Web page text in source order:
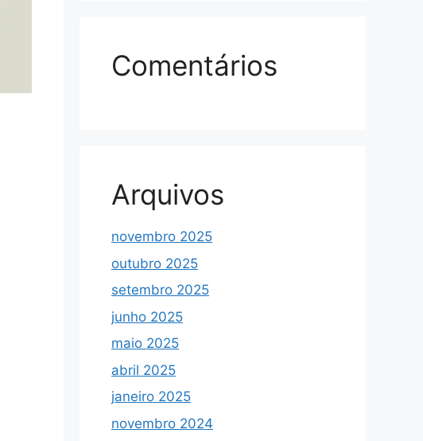
Comentários
Arquivos
novembro 2025
outubro 2025
setembro 2025
junho 2025
maio 2025
abril 2025
janeiro 2025
novembro 2024